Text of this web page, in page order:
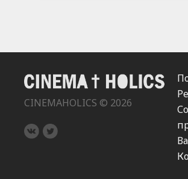
CINEMAHOLICS © 2026